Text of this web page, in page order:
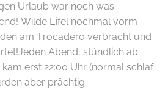
Urlaub war noch was
Wilde Eifel nochmal vorm
am Trocadero verbracht und
Abend, stündlich ab
kam erst 22:00 Uhr (normal schlaf
aber prächtig